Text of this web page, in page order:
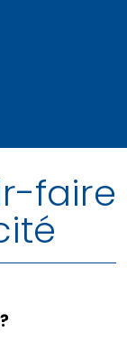
faire